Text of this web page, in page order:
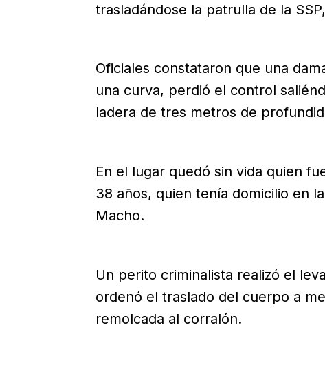
trasladándose la patrulla de la
Oficiales constataron que una
una curva, perdió el control
ladera de tres metros de
En el lugar quedó sin vida quien
38 años, quien tenía domicilio en
Macho.
Un perito criminalista realizó el
ordenó el traslado del cuerpo a
remolcada al corralón.